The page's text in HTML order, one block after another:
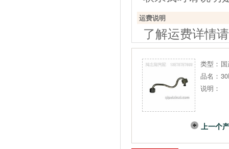
运费说明
了解运费详情
类型：
品名：
说明：
上一个